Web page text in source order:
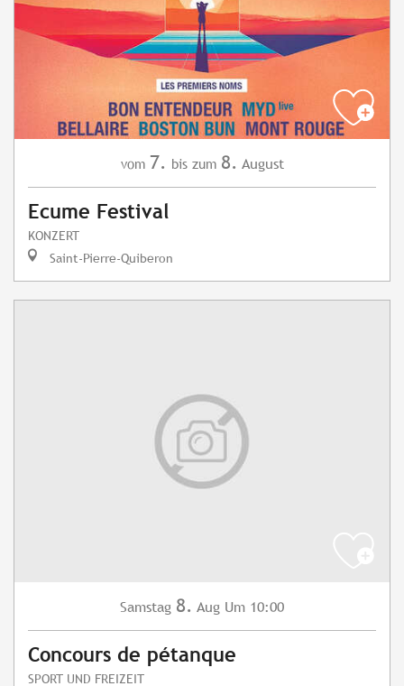
vom 7. bis zum 8. August
Ecume Festival
KONZERT
Saint-Pierre-Quiberon
Samstag 8. Aug Um 10:00
Concours de pétanque
SPORT UND FREIZEIT